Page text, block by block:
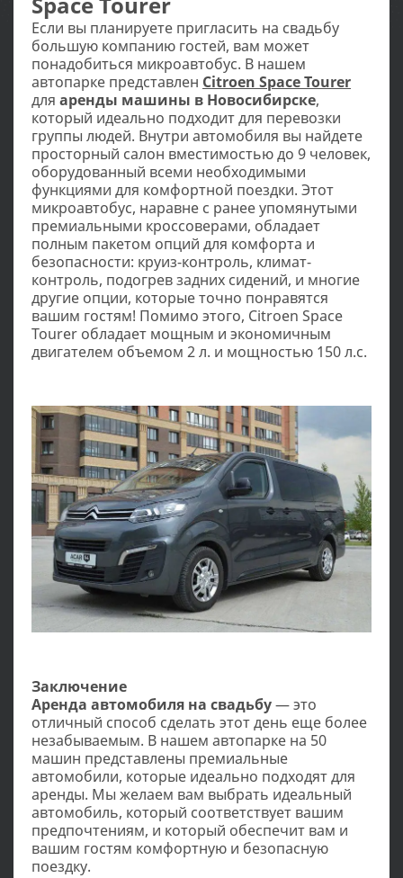
Если вы планируете пригласить на свадьбу
большую компанию гостей, вам может
понадобиться микроавтобус. В нашем
автопарке представлен Citroen Space Tourer
для аренды машины в Новосибирске,
который идеально подходит для перевозки
группы людей. Внутри автомобиля вы найдете
просторный салон вместимостью до 9 человек,
оборудованный всеми необходимыми
функциями для комфортной поездки. Этот
микроавтобус, наравне с ранее упомянутыми
премиальными кроссоверами, обладает
полным пакетом опций для комфорта и
безопасности: круиз-контроль, климат-
контроль, подогрев задних сидений, и многие
другие опции, которые точно понравятся
вашим гостям! Помимо этого, Citroen Space
Tourer обладает мощным и экономичным
двигателем объемом 2 л. и мощностью 150 л.с.
Заключение
Аренда автомобиля на свадьбу— это
отличный способ сделать этот день еще более
незабываемым. В нашем автопарке на 50
машин представлены премиальные
автомобили, которые идеально подходят для
аренды. Мы желаем вам выбрать идеальный
автомобиль, который соответствует вашим
предпочтениям, и который обеспечит вам и
вашим гостям комфортную и безопасную
поездку.